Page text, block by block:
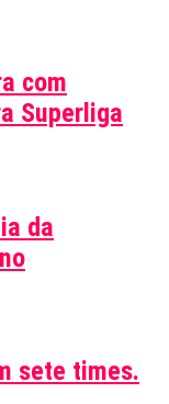
com
Superliga
da
sete times.